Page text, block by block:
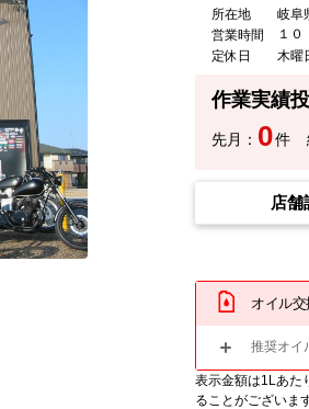
所在地
岐阜
営業時間
１０
定休日
木曜
作業実績
先月： 0件
店舗
オイル交
推奨オイ
表示金額は1Lあた
ることがございます